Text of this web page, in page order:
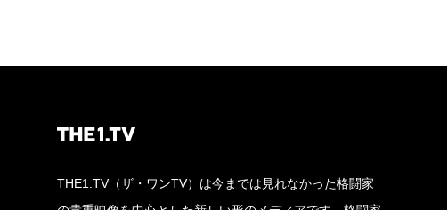
THE1.TV（ザ・ワンTV）は今までは見れなかった格闘家